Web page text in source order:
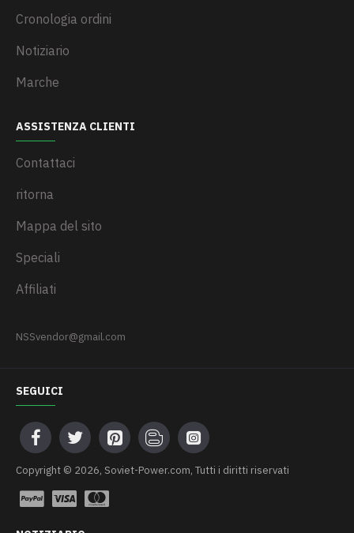
Cronologia ordini
Notiziario
Marche
ASSISTENZA CLIENTI
Contattaci
ritorna
Mappa del sito
Speciali
Affiliati
NSSvendor@gmail.com
SEGUICI
Сopyright © 2026, Soviet-Power.com, Tutti i diritti riservati